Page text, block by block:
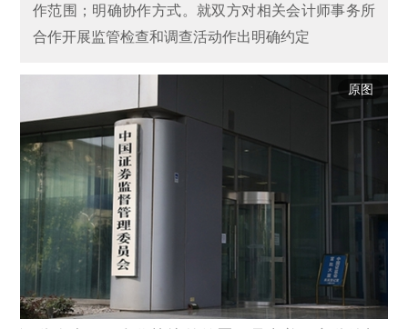
作范围；明确协作方式。就双方对相关会计师事务所
合作开展监管检查和调查活动作出明确约定
原图